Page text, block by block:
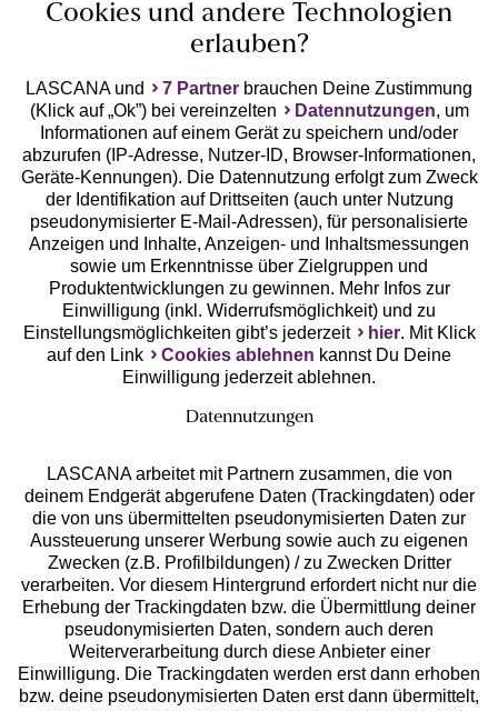
Geprüfte Sicherheit
Unsere Apps
Services
Beratung
Über uns
Rechtliches
Cookies und andere Technologien
erlauben?
LASCANA und 7 Partner brauchen Deine Zustimmung
(Klick auf „Ok”) bei vereinzelten
Datennutzungen, um
Informationen auf einem Gerät zu speichern und/oder
abzurufen (IP-Adresse, Nutzer-ID, Browser-Informationen,
Geräte-Kennungen). Die Datennutzung erfolgt zum Zweck
der Identifikation auf Drittseiten (auch unter Nutzung
pseudonymisierter E-Mail-Adressen), für personalisierte
Anzeigen und Inhalte, Anzeigen- und Inhaltsmessungen
sowie um Erkenntnisse über Zielgruppen und
Produktentwicklungen zu gewinnen. Mehr Infos zur
Einwilligung (inkl. Widerrufsmöglichkeit) und zu
Einstellungsmöglichkeiten gibt’s jederzeit
hier. Mit Klick
auf den Link
Cookies ablehnen kannst Du Deine
Einwilligung jederzeit ablehnen.
Datennutzungen
LASCANA arbeitet mit Partnern zusammen, die von
deinem Endgerät abgerufene Daten (Trackingdaten) oder
die von uns übermittelten pseudonymisierten Daten zur
Aussteuerung unserer Werbung sowie auch zu eigenen
Zwecken (z.B. Profilbildungen) / zu Zwecken Dritter
verarbeiten. Vor diesem Hintergrund erfordert nicht nur die
Erhebung der Trackingdaten bzw. die Übermittlung deiner
pseudonymisierten Daten, sondern auch deren
Weiterverarbeitung durch diese Anbieter einer
Einwilligung. Die Trackingdaten werden erst dann erhoben
bzw. deine pseudonymisierten Daten erst dann übermittelt,